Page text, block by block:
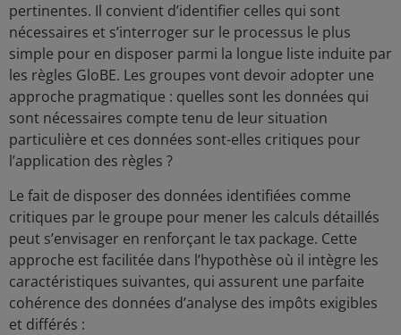
pertinentes. Il convient d’identifier celles qui sont
nécessaires et s’interroger sur le processus le plus
simple pour en disposer parmi la longue liste induite par
les règles GloBE. Les groupes vont devoir adopter une
approche pragmatique : quelles sont les données qui
sont nécessaires compte tenu de leur situation
particulière et ces données sont-elles critiques pour
l’application des règles ?
Le fait de disposer des données identifiées comme
critiques par le groupe pour mener les calculs détaillés
peut s’envisager en renforçant le tax package. Cette
approche est facilitée dans l’hypothèse où il intègre les
caractéristiques suivantes, qui assurent une parfaite
cohérence des données d’analyse des impôts exigibles
et différés :